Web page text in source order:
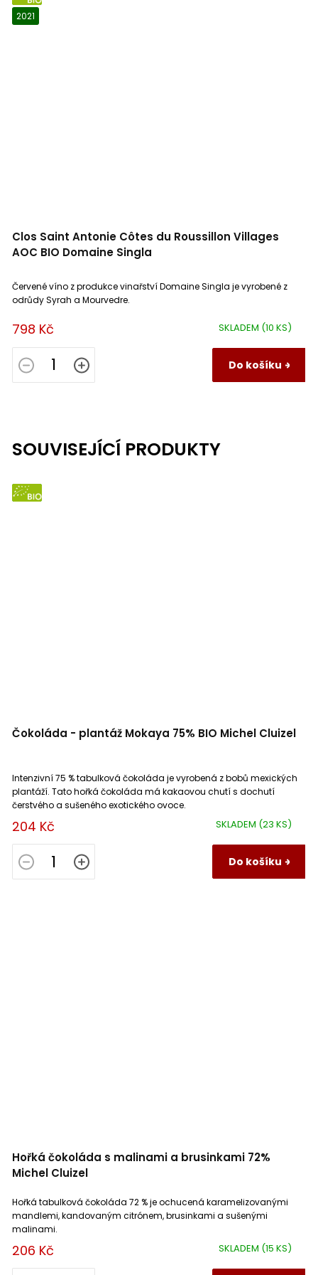
BIO
2021
Clos Saint Antonie Côtes du Roussillon Villages
AOC BIO Domaine Singla
SKLADEM (10 KS)
798 Kč
Do košíku
Červené víno z produkce vinařství Domaine Singla je vyrobené z
odrůdy Syrah a Mourvedre.
SOUVISEJÍCÍ PRODUKTY
Čokoláda - plantáž Mokaya 75% BIO Michel Cluizel
SKLADEM (23 KS)
204 Kč
Do košíku
Intenzivní 75 % tabulková čokoláda je vyrobená z bobů mexických
plantáží. Tato hořká čokoláda má kakaovou chutí s dochutí
čerstvého a sušeného exotického ovoce.
Hořká čokoláda s malinami a brusinkami 72%
Michel Cluizel
SKLADEM (15 KS)
206 Kč
Hořká tabulková čokoláda 72 % je ochucená karamelizovanými
mandlemi, kandovaným citrónem, brusinkami a sušenými
malinami.